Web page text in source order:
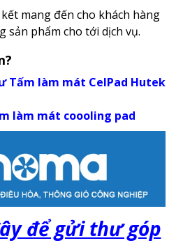
kết mang đến cho khách hàng
phẩm cho tới dịch vụ.
Tấm làm mát CelPad Hutek
làm mát coooling pad
để gửi thư góp